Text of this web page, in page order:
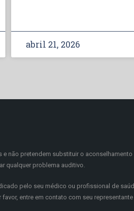
abril 21, 2026
não pretendem substituir o aconselhamento
qualquer problema auditivo.
pelo seu médico ou profissional de
entre em contato com seu